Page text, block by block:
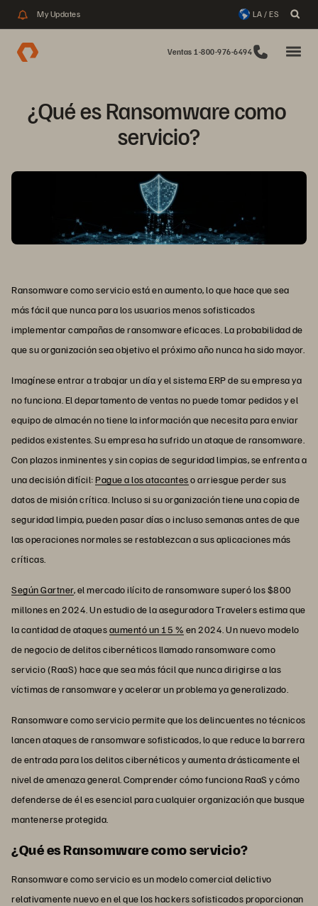
My Updates LA / ES
Ventas 1-800-976-6494
¿Qué es Ransomware como
servicio?
Ransomware como servicio está en aumento, lo que hace que sea
más fácil que nunca para los usuarios menos sofisticados
implementar campañas de ransomware eficaces. La probabilidad de
que su organización sea objetivo el próximo año nunca ha sido mayor.
Imagínese entrar a trabajar un día y el sistema ERP de su empresa ya
no funciona. El departamento de ventas no puede tomar pedidos y el
equipo de almacén no tiene la información que necesita para enviar
pedidos existentes. Su empresa ha sufrido un ataque de ransomware.
Con plazos inminentes y sin copias de seguridad limpias, se enfrenta a
una decisión difícil:Pague a los atacanteso arriesgue perder sus
datos de misión crítica. Incluso si su organización tiene una copia de
seguridad limpia, pueden pasar días o incluso semanas antes de que
las operaciones normales se restablezcan a sus aplicaciones más
críticas.
Según Gartner, el mercado ilícito de ransomware superó los $800
millones en 2024. Un estudio de la aseguradora Travelers estima que
la cantidad de ataquesaumentó un 15 % en 2024. Un nuevo modelo
de negocio de delitos cibernéticos llamado ransomware como
servicio (RaaS) hace que sea más fácil que nunca dirigirse a las
víctimas de ransomware y acelerar un problema ya generalizado.
Ransomware como servicio permite que los delincuentes no técnicos
lancen ataques de ransomware sofisticados, lo que reduce la barrera
de entrada para los delitos cibernéticos y aumenta drásticamente el
nivel de amenaza general. Comprender cómo funciona RaaS y cómo
defenderse de él es esencial para cualquier organización que busque
mantenerse protegida.
¿Qué es Ransomware como servicio?
Ransomware como servicio es un modelo comercial delictivo
relativamente nuevo en el que los hackers sofisticados proporcionan